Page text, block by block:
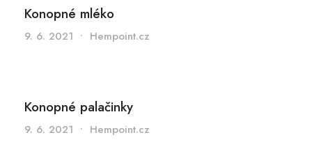
Konopné mléko
9. 6. 2021 • Hempoint.cz
Konopné palačinky
9. 6. 2021 • Hempoint.cz